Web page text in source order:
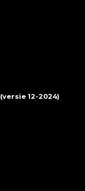
(versie 12-2024)